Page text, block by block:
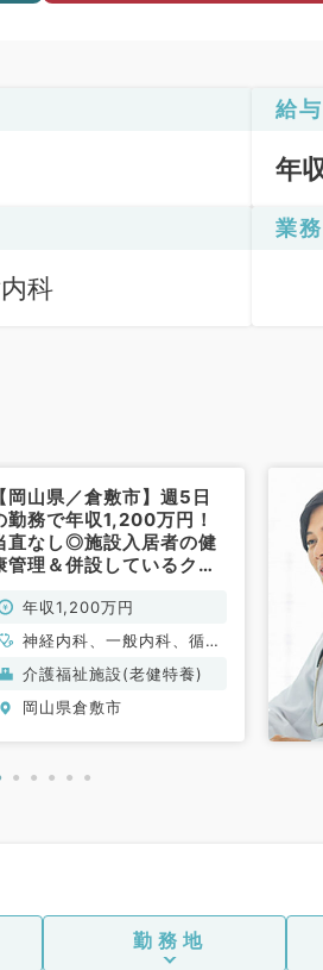
給与
年
科
業
【岡山県／倉敷市】週5日
勤務で年収1,200万円！
直なし◎施設入居者の健
管理＆併設しているクリ
系／常勤）
年収1,200万円
神経内科、一般内科、循環
器内科、呼吸器内科、消化
器内科、内分泌・代謝内
科、腎臓内科、老年内科、
介護福祉施設(老健特養)
岡山県倉敷市
勤務地